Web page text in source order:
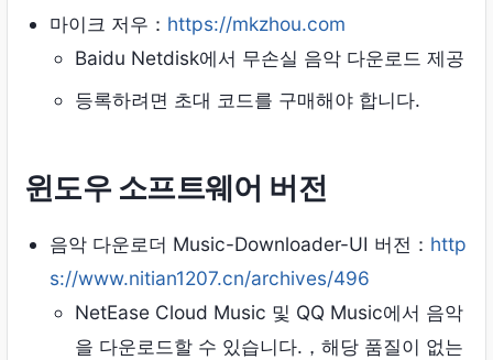
마이크 저우： https://mkzhou.com
Baidu Netdisk에서 무손실 음악 다운로드 제공
등록하려면 초대 코드를 구매해야 합니다.
윈도우 소프트웨어 버전
음악 다운로더 Music-Downloader-UI 버전： http
s://www.nitian1207.cn/archives/496
NetEase Cloud Music 및 QQ Music에서 음악
을 다운로드할 수 있습니다.，해당 품질이 없는